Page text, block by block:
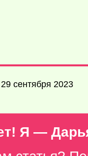
сентября 2023
Я —